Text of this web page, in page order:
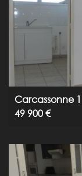
Carcassonne
49 900 €